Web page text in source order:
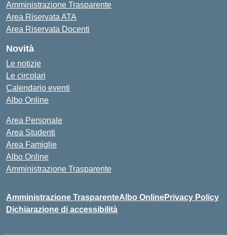
Amministrazione Trasparente
Area Riservata ATA
Area Riservata Docenti
Novità
Le notizie
Le circolari
Calendario eventi
Albo Online
Area Personale
Area Studenti
Area Famiglie
Albo Online
Amministrazione Trasparente
Amministrazione TrasparenteAlbo OnlinePrivacy Policy
Dichiarazione di accessibilità